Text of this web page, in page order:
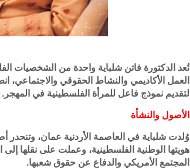
تُعد الدكتورة فاتن شلباية واحدة من الشخصيات
العمل الأكاديمي والنشاط الحقوقي والاجتماعي،
لتقديم نموذج فاعل للمرأة الفلسطينية في المهجر.
الأصول والنشأة
وُلدت شلباية في العاصمة الأردنية عمان،
هويتها الوطنية الفلسطينية، وعملت على نقلها إلى
المجتمع الأمريكي والدفاع عن حقوق شعبها.